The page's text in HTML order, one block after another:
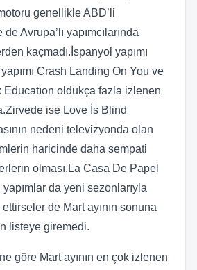
genellikle ABD’li
de Avrupa’lı yapımcılarında
kaçmadı.İspanyol yapımı
Crash Landing On You ve
Educatıon oldukça fazla izlenen
ise Love İs Blind
nedeni televizyonda olan
haricinde daha sempati
olması.La Casa De Papel
da yeni sezonlarıyla
de Mart ayının sonuna
listeye giremedi.
göre Mart ayının en çok izlenen